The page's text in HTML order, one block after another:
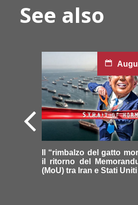
See also
Il “rimbalzo del gatto
il ritorno del
(MoU) tra Iran e Stati Uniti